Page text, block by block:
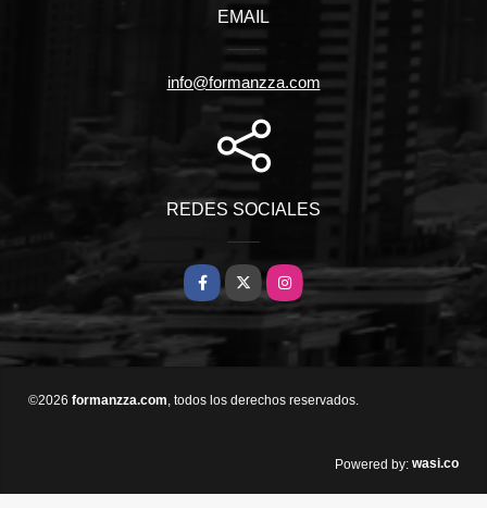
EMAIL
info@formanzza.com
REDES SOCIALES
Facebook
X Instagram
©2026 formanzza.com, todos los derechos reservados.
Powered by: wasi.co